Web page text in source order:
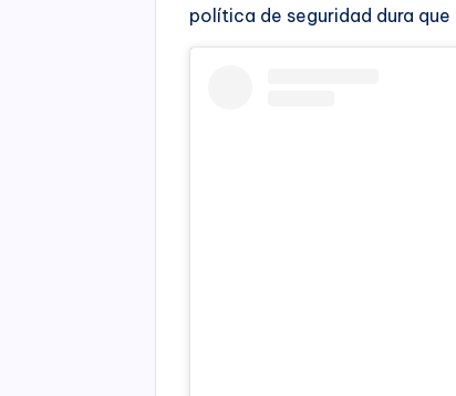
política de seguridad dura